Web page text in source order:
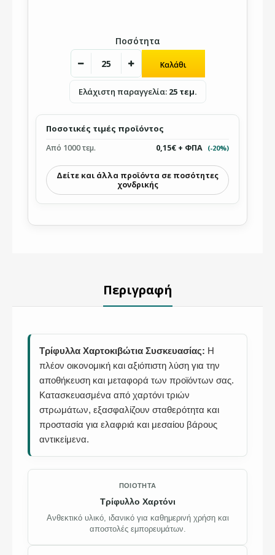
Ποσότητα
Ελάχιστη παραγγελία: 25 τεμ.
Ποσοτικές τιμές προϊόντος
Από 1000 τεμ. 0,15€ + ΦΠΑ (-20%)
Δείτε και άλλα προϊόντα σε ποσότητες
χονδρικής
Περιγραφή
Τρίφυλλα Χαρτοκιβώτια Συσκευασίας: Η
πλέον οικονομική και αξιόπιστη λύση για την
αποθήκευση και μεταφορά των προϊόντων σας.
Κατασκευασμένα από χαρτόνι τριών
στρωμάτων, εξασφαλίζουν σταθερότητα και
προστασία για ελαφριά και μεσαίου βάρους
αντικείμενα.
ΠΟΙΌΤΗΤΑ
Τρίφυλλο Χαρτόνι
Ανθεκτικό υλικό, ιδανικό για καθημερινή χρήση και
αποστολές εμπορευμάτων.